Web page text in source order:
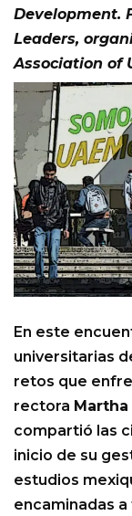
Development.
Leaders,
Association of
En este
universitarias
retos que
rectora
compartió las
inicio de su
estudios
encaminadas